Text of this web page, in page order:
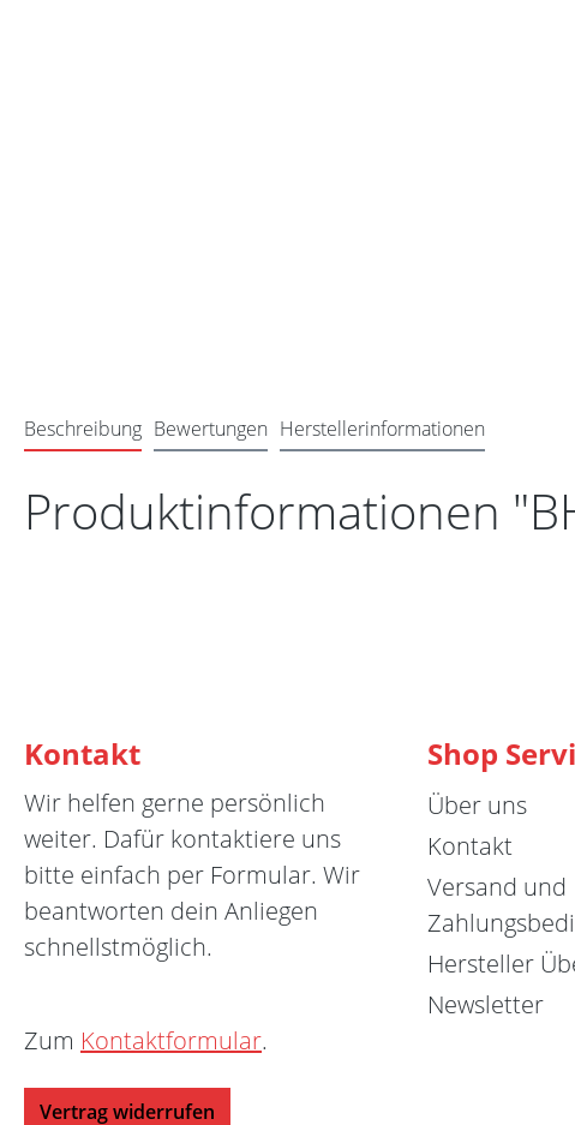
Beschreibung Bewertungen Herstellerinformationen
Produktinformationen
Kontakt
Wir helfen gerne persönlich
weiter. Dafür kontaktiere uns
bitte einfach per Formular. Wir
beantworten dein Anliegen
schnellstmöglich.
Zum Kontaktformular.
Vertrag widerrufen
Shop
Über uns
Kontakt
Versand und
Hersteller
Newsletter